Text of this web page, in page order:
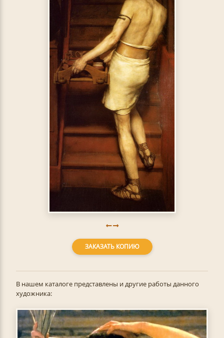
ЗАКАЗАТЬ КОПИЮ
В нашем каталоге представлены и другие работы данного
художника: